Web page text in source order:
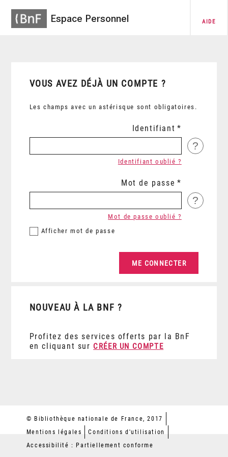
Espace Personnel AIDE
VOUS AVEZ DÉJÀ UN COMPTE ?
Les champs avec un astérisque sont obligatoires.
Identifiant
?
Identifiant oublié ?
Mot de passe
?
Afficher mot de passe
Mot de passe oublié ?
NOUVEAU À LA BNF ?
Profitez des services offerts par la BnF
en cliquant sur CRÉER UN COMPTE
© Bibliothèque nationale de France, 2017
Mentions légales
Conditions d'utilisation
Accessibilité : Partiellement conforme